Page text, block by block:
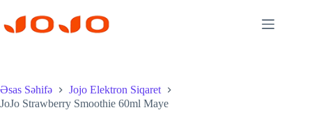
content
Əsas Səhifə
Jojo Elektron Siqaret
JoJo Strawberry Smoothie 60ml Maye